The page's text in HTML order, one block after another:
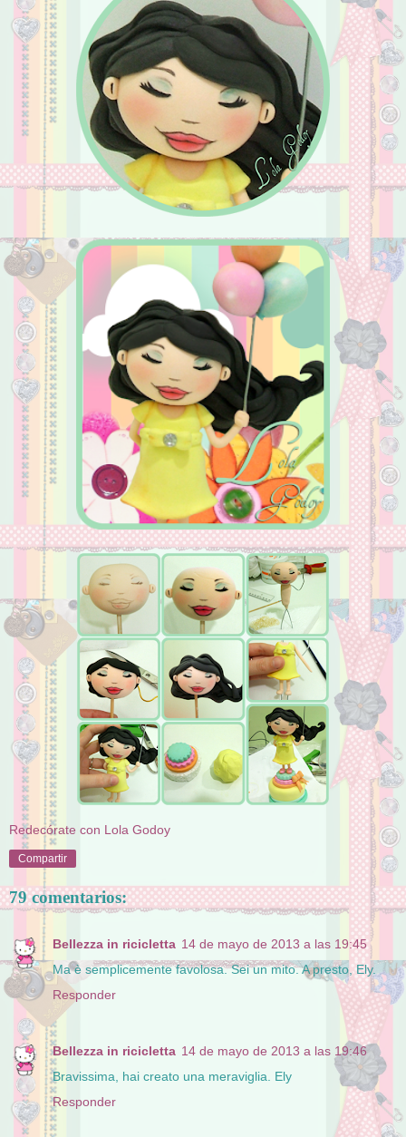
Redecórate con Lola Godoy
Compartir
79 comentarios:
Bellezza in ricicletta 14 de mayo de 2013 a las 19:45
Ma è semplicemente favolosa. Sei un mito. A presto, Ely.
Responder
Bellezza in ricicletta 14 de mayo de 2013 a las 19:46
Bravissima, hai creato una meraviglia. Ely
Responder